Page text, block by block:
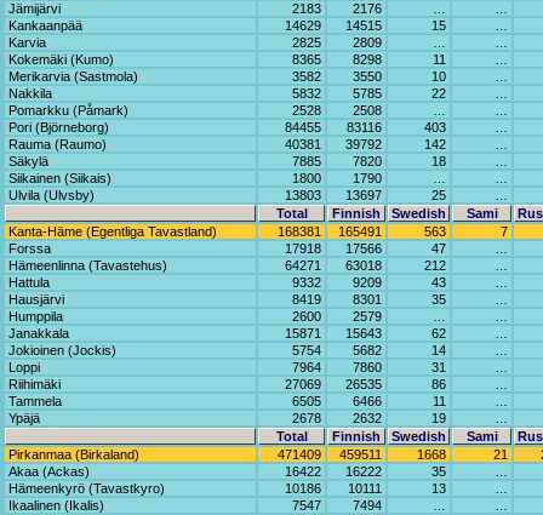
Jämijärvi
2183 2176
Kankaanpää
14629 14515 15
Karvia
2825 2809
Kokemäki (Kumo)
8365 8298 11
Merikarvia (Sastmola)
3582 3550 10
Nakkila
5832 5785 22
Pomarkku (Påmark)
2528 2508
Pori (Björneborg)
84455 83116 403
Rauma (Raumo)
40381 39792 142
Säkylä
7885 7820 18
Siikainen (Siikais)
1800 1790
Ulvila (Ulvsby)
13803 13697 25
Total
Finnish Swedish Sami
Kanta-Häme (Egentliga Tavastland)
168381 165491 563
7
Forssa
17918 17566 47
Hämeenlinna (Tavastehus)
64271 63018 212
Hattula
9332 9209 43
Hausjärvi
8419 8301 35
Humppila
2600 2579
Janakkala
15871 15643 62
Jokioinen (Jockis)
5754 5682 14
Loppi
7964 7860 31
Riihimäki
27069 26535 86
Tammela
6505 6466 11
Ypäjä
2678 2632 19
Total
Finnish Swedish Sami
Pirkanmaa (Birkaland)
471409 459511 1668 21
Akaa (Ackas)
16422 16222 35
Hämeenkyrö (Tavastkyro)
10186 10111 13
Ikaalinen (Ikalis)
7547 7494